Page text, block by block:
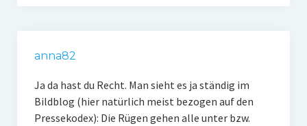
anna82
Ja da hast du Recht. Man sieht es ja ständig im
Bildblog (hier natürlich meist bezogen auf den
Pressekodex): Die Rügen gehen alle unter bzw.